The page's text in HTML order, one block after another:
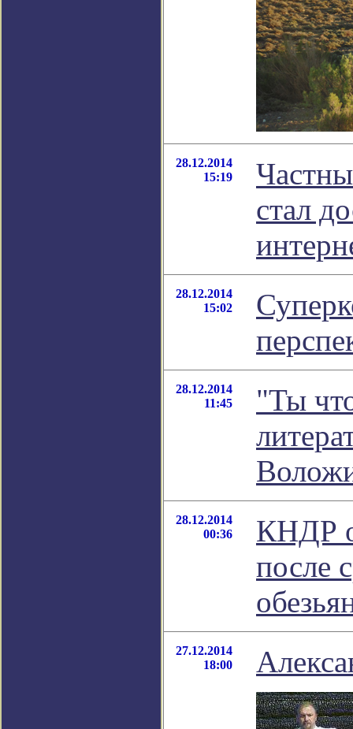
28.12.2014
15:19
стал
28.12.2014
15:02
28.12.2014
11:45
"Ты
28.12.2014
00:36
КНДР
после
27.12.2014
18:00